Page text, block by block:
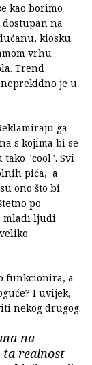
kao borimo
na
kiosku.
vrhu
Trend
je u
ga
s kojima bi se
"cool". Svi
pića, a
ono što bi
po
mladi ljudi
funkcionira, a
I uvijek,
nekog drugog.
na
ta realnost